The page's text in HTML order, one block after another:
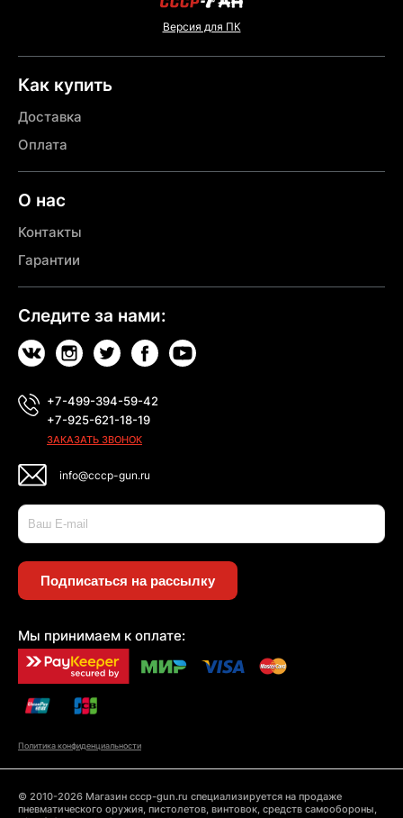
Версия для ПК
Как купить
Доставка
Оплата
О нас
Контакты
Гарантии
Следите за нами:
+7-499-394-59-42
+7-925-621-18-19
ЗАКАЗАТЬ ЗВОНОК
info@cccp-gun.ru
Подписаться на рассылку
Мы принимаем к оплате:
Политика конфиденциальности
© 2010-2026 Магазин cccp-gun.ru специализируется на продаже
пневматического оружия, пистолетов, винтовок, средств самообороны,